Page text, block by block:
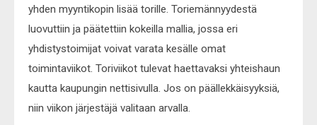
yhden myyntikopin lisää torille. Toriemännyydestä
luovuttiin ja päätettiin kokeilla mallia, jossa eri
yhdistystoimijat voivat varata kesälle omat
toimintaviikot. Toriviikot tulevat haettavaksi yhteishaun
kautta kaupungin nettisivulla. Jos on päällekkäisyyksiä,
niin viikon järjestäjä valitaan arvalla.